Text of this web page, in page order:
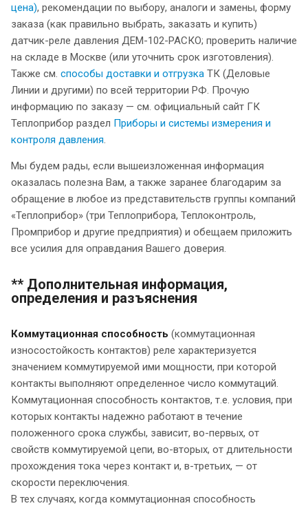
цена), рекомендации по выбору, аналоги и замены, форму
заказа (как правильно выбрать, заказать и купить)
датчик-реле давления ДЕМ-102-РАСКО; проверить наличие
на складе в Москве (или уточнить срок изготовления).
Также см. способы доставки и отгрузка ТК (Деловые
Линии и другими) по всей территории РФ. Прочую
информацию по заказу — см. официальный сайт ГК
Теплоприбор раздел Приборы и системы измерения и
контроля давления.
Мы будем рады, если вышеизложенная информация
оказалась полезна Вам, а также заранее благодарим за
обращение в любое из представительств группы компаний
«Теплоприбор» (три Теплоприбора, Теплоконтроль,
Промприбор и другие предприятия) и обещаем приложить
все усилия для оправдания Вашего доверия.
** Дополнительная информация,
определения и разъяснения
Коммутационная способность (коммутационная
износостойкость контактов) реле характеризуется
значением коммутируемой ими мощности, при которой
контакты выполняют определенное число коммутаций.
Коммутационная способность контактов, т.е. условия, при
которых контакты надежно работают в течение
положенного срока службы, зависит, во-первых, от
свойств коммутируемой цепи, во-вторых, от длительности
прохождения тока через контакт и, в-третьих, — от
скорости переключения.
В тех случаях, когда коммутационная способность